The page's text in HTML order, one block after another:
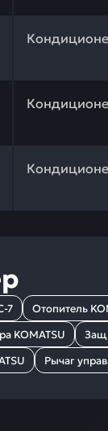
7 Отопитель
KOMATSU
Рычаг